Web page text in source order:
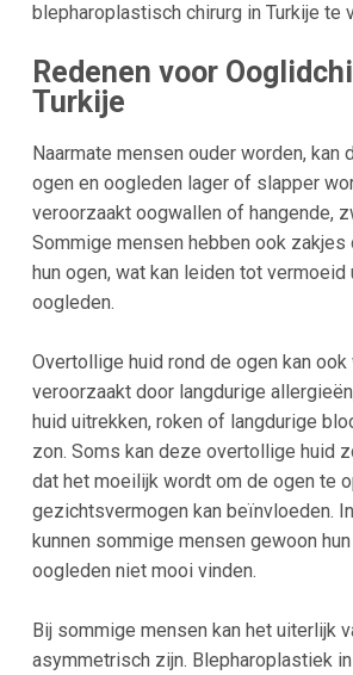
blepharoplastisch chirurg in Turkije te
Redenen voor
Turkije
Naarmate mensen ouder worden, kan
ogen en oogleden lager of slapper
veroorzaakt oogwallen of hangende,
Sommige mensen hebben ook
hun ogen, wat kan leiden tot
oogleden.
Overtollige huid rond de ogen kan ook
veroorzaakt door langdurige
huid uitrekken, roken of langdurige
zon. Soms kan deze overtollige huid
dat het moeilijk wordt om de ogen te
gezichtsvermogen kan beïnvloeden.
kunnen sommige mensen gewoon
oogleden niet mooi vinden.
Bij sommige mensen kan het uiterlijk
asymmetrisch zijn. Blepharoplastiek in